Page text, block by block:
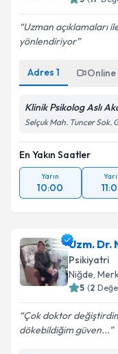
Uzman açıklamaları
yönlendiriyor
Adres 1
Klinik Psikolog Aslı
Selçuk Mah. Tuncer Sok.
En Yakın Saatler
Yarın
10:00
Uzm. Dr.
Psikiyatri
Niğde,
5 (2
Çok doktor
dökebildiğim güven...